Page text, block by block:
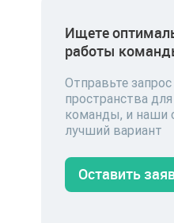
Ищете
работы
Отправьте
пространства
команды, и наши
лучший вариант
Оставить